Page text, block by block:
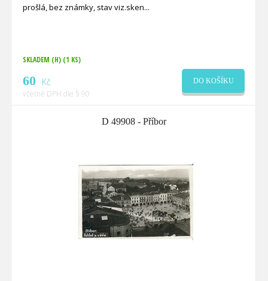
prošlá, bez známky, stav viz.sken
SKLADEM (H) (1 KS)
60 Kč
včetně DPH dle § 90
DO KOŠÍKU
D 49908 - Příbor